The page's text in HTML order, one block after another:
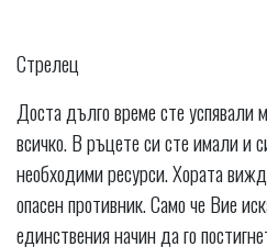
Стрелец
Доста дълго време сте успявали
всичко. В ръцете си сте имали и
необходими ресурси. Хората
опасен противник. Само че Вие
единствения начин да го